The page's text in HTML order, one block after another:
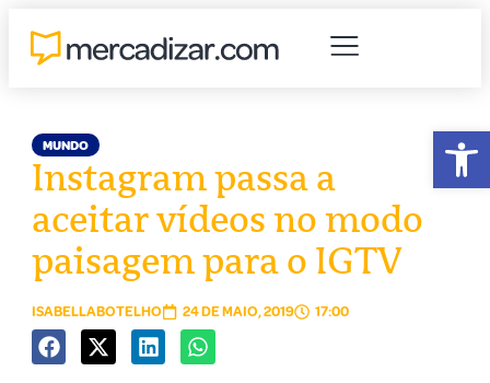
MUNDO
Instagram passa a
aceitar vídeos no modo
paisagem para o IGTV
ISABELLABOTELHO 24 DE MAIO, 2019 17:00